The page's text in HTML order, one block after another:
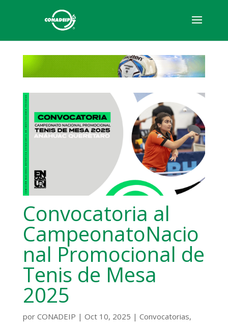
Convocatoria al
CampeonatoNacio
nal Promocional de
Tenis de Mesa
2025
por CONADEIP | Oct 10, 2025 | Convocatorias,